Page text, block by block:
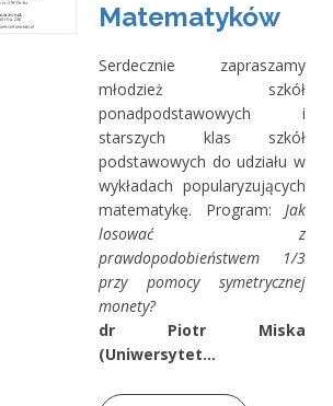
Matematyków
Serdecznie zapraszamy
młodzież szkół
ponadpodstawowych i
starszych klas szkół
podstawowych do udziału w
wykładach popularyzujących
matematykę. Program: Jak
losować z
prawdopodobieństwem 1/3
przy pomocy symetrycznej
monety?
dr Piotr Miska
(Uniwersytet...